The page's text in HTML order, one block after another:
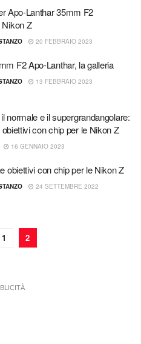
Apo-Lanthar 35mm F2
Z
20 FEBBRAIO 2023
F2 Apo-Lanthar, la galleria
13 FEBBRAIO 2023
normale e il supergrandangolare:
con chip per le Nikon Z
16 GENNAIO 2023
obiettivi con chip per le Nikon Z
24 SETTEMBRE 2022
1 2